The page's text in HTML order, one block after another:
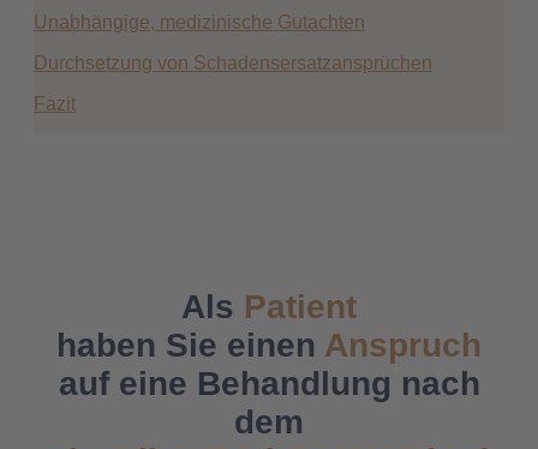
Unabhängige, medizinische Gutachten
Durchsetzung von Schadensersatzansprüchen
Fazit
Als Patient
haben Sie einen Anspruch
auf eine Behandlung nach
dem